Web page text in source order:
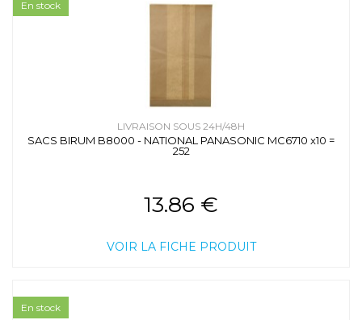
LIVRAISON SOUS 24H/48H
SACS BIRUM B8000 - NATIONAL PANASONIC MC6710 x10 =
252
13.86 €
VOIR LA FICHE PRODUIT
En stock
En stock